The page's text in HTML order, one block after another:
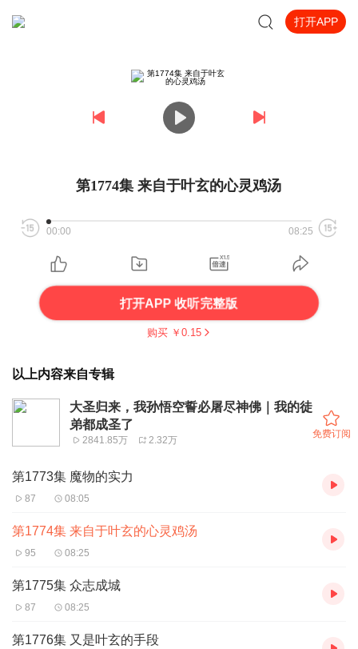
打开APP
第1774集 来自于叶玄的心灵鸡汤
00:00 08:25
打开APP 收听完整版
购买 ￥ 0.15
以上内容来自专辑
大圣归来，我孙悟空誓必屠尽神佛｜我的徒
弟都成圣了
2841.85万 2.32万
免费订阅
第1773集 魔物的实力
87 08:05
第1774集 来自于叶玄的心灵鸡汤
95 08:25
第1775集 众志成城
87 08:25
第1776集 又是叶玄的手段